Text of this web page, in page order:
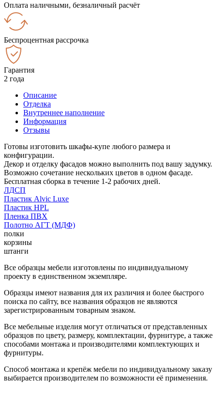
Оплата наличными, безналичный расчёт
Беспроцентная рассрочка
Гарантия
2 года
Описание
Отделка
Внутреннее наполнение
Информация
Отзывы
Готовы изготовить шкафы-купе любого размера и
конфигурации.
Декор и отделку фасадов можно выполнить под вашу задумку.
Возможно сочетание нескольких цветов в одном фасаде.
Бесплатная сборка в течение 1-2 рабочих дней.
ЛДСП
Пластик Alvic Luxe
Пластик HPL
Пленка ПВХ
Полотно АГТ (МДФ)
полки
корзины
штанги
Все образцы мебели изготовлены по индивидуальному
проекту в единственном экземпляре.
Образцы имеют названия для их различия и более быстрого
поиска по сайту, все названия образцов не являются
зарегистрированным товарным знаком.
Все мебельные изделия могут отличаться от представленных
образцов по цвету, размеру, комплектации, фурнитуре, а также
способами монтажа и производителями комплектующих и
фурнитуры.
Способ монтажа и крепёж мебели по индивидуальному заказу
выбирается производителем по возможности её применения.